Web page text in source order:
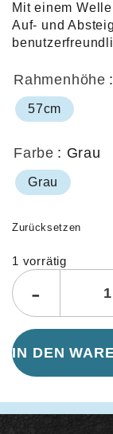
Mit einem
Auf- und
Rahmenhöhe
57cm
Farbe : Grau
Grau
Zurücksetzen
1 vorrätig
-
IN DEN